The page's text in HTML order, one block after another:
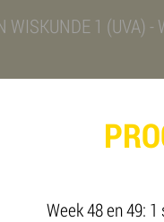
WISKUNDE 1 (UVA)
Week 48 en 49: